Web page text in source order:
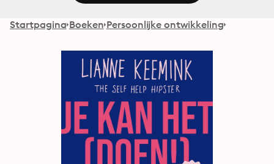
Startpagina Boeken Persoonlijke ontwikkeling